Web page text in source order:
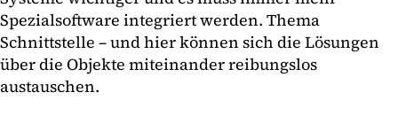
Spezialsoftware integriert werden. Thema
Schnittstelle – und hier können sich die Lösungen
über die Objekte miteinander reibungslos
austauschen.